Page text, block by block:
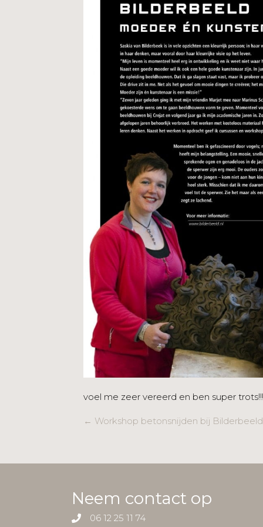
voel me zeer vereerd en ben super trots!!!
Posts
← Workshop betonsnijden bij Bilderbeeld
Neem contact op
06 12 25 11 74